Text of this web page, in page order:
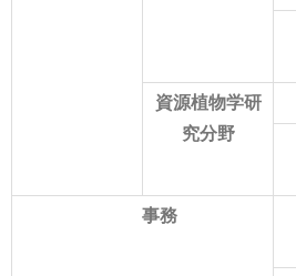
資源植物学研
究分野
事務